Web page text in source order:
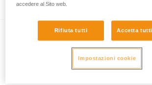
TRANSPORT 60
Sacco da trasporto
accedere al Sito web.
Rifiuta tutti Accetta
Impostazioni cookie